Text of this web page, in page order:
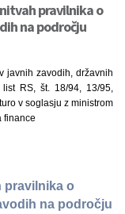
pravilnika o
na področju
javnih zavodih, državnih
RS, št. 18/94, 13/95,
v soglasju z ministrom
finance
pravilnika o
na področju